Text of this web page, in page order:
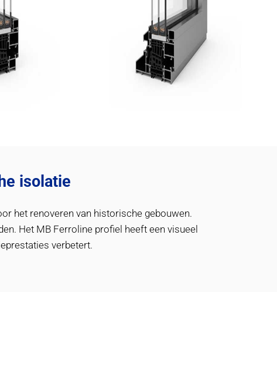
isolatie
het renoveren van historische gebouwen.
Het MB Ferroline profiel heeft een visueel
verbetert.